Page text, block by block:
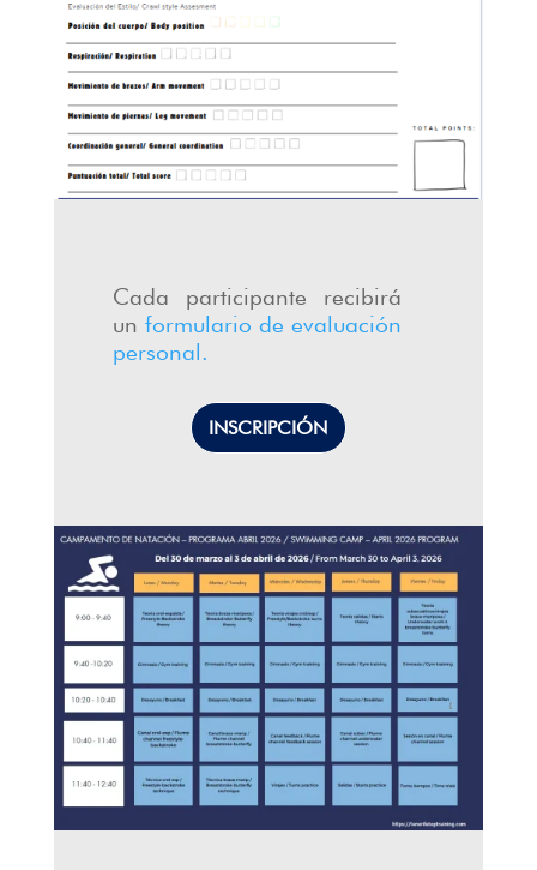
Cada participante recibirá
un formulario de evaluación
personal.
INSCRIPCIÓN